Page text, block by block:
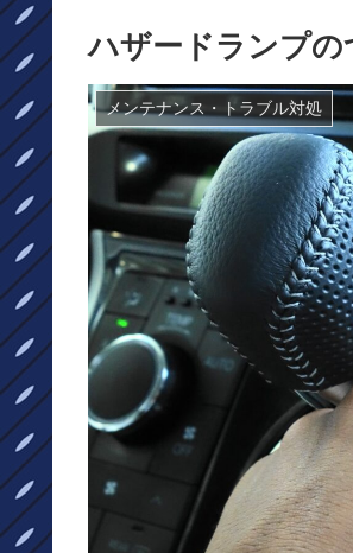
ハザードランプの
メンテナンス・トラブル対処